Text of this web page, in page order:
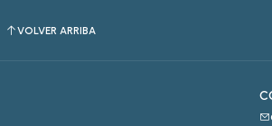
VOLVER ARRIBA